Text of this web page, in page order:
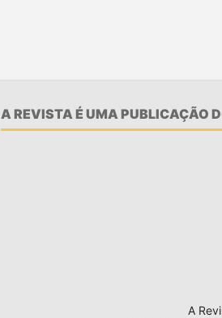
A REVISTA É UMA PUBLICAÇÃO
A